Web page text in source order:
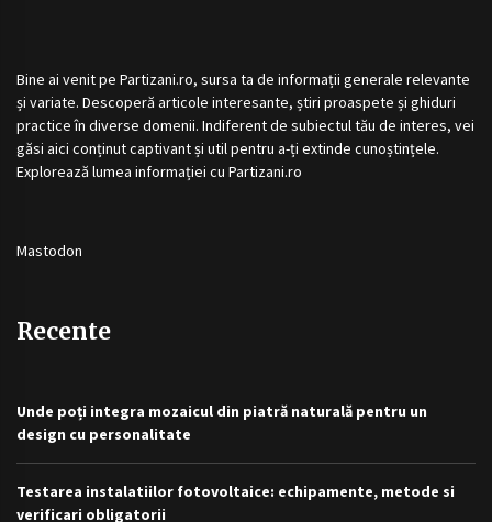
Bine ai venit pe Partizani.ro, sursa ta de informații generale relevante
și variate. Descoperă articole interesante, știri proaspete și ghiduri
practice în diverse domenii. Indiferent de subiectul tău de interes, vei
găsi aici conținut captivant și util pentru a-ți extinde cunoștințele.
Explorează lumea informației cu Partizani.ro
Mastodon
Recente
Unde poți integra mozaicul din piatră naturală pentru un
design cu personalitate
Testarea instalatiilor fotovoltaice: echipamente, metode si
verificari obligatorii